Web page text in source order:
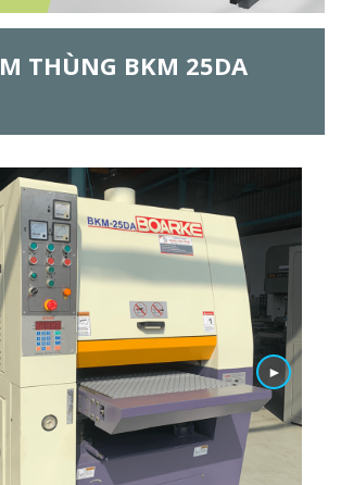
THÙNG BKM 25DA
►